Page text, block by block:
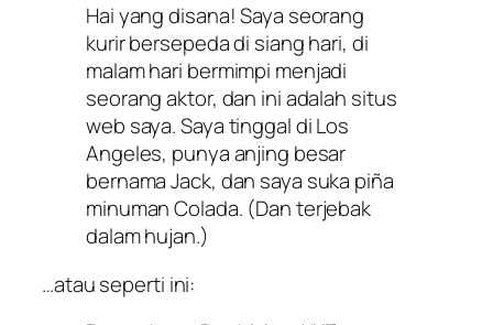
Hai yang disana! Saya seorang
kurir bersepeda di siang hari, di
malam hari bermimpi menjadi
seorang aktor, dan ini adalah situs
web saya. Saya tinggal di Los
Angeles, punya anjing besar
bernama Jack, dan saya suka piña
minuman Colada. (Dan terjebak
dalam hujan.)
…atau seperti ini: